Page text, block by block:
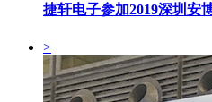
捷轩电子参加2019深圳安
>